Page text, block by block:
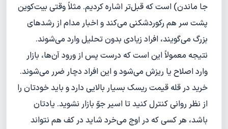
جا ماندن) است که قبل‌تر اشاره کردیم. مثلاً وقتی بیت‌کوین
پشت سر هم رکوردشکنی می‌کند و اخبار مدام از رشدهای
بزرگ می‌گویند، افراد زیادی بدون تحلیل وارد می‌شوند.
نتیجه معمولاً این است که درست پس از ورود آن‌ها، بازار
وارد اصلاح یا ریزش می‌شود و این افراد دچار ضرر می‌شوند.
خرید در قله قیمت ریسک بسیار بالایی دارد و باید خودتان را
از نظر روانی کنترل کنید تا اسیر جوّ بازار نشوید. یادتان
باشد، هر کسی که در اوج می‌خرد شاید در کف هم نتواند